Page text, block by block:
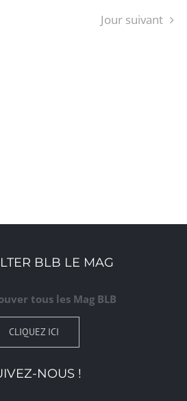
Jour suivant
BLB LE MAG
tous les Mag BLB
CLIQUEZ ICI
NOUS !